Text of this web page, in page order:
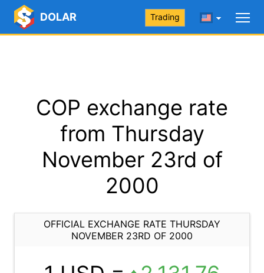
DOLAR Trading
COP exchange rate
from Thursday
November 23rd of
2000
OFFICIAL EXCHANGE RATE THURSDAY
NOVEMBER 23RD OF 2000